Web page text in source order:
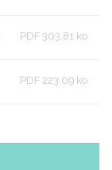
PDF 303.81 ko
PDF 223.09 ko